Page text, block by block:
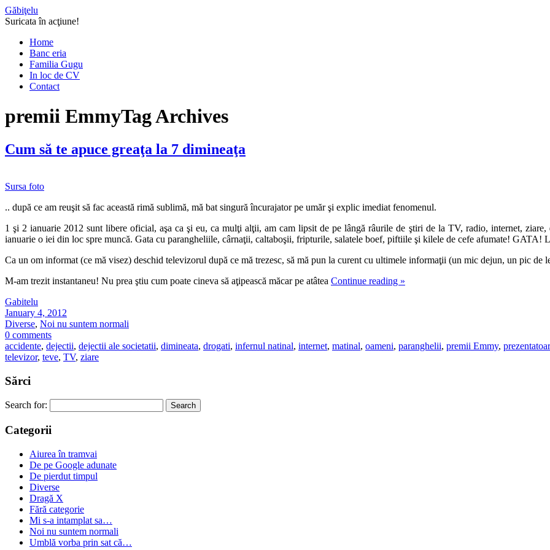
Găbiţelu
Suricata în acţiune!
Home
Banc eria
Familia Gugu
In loc de CV
Contact
premii EmmyTag Archives
Cum să te apuce greaţa la 7 dimineaţa
Sursa foto
.. după ce am reuşit să fac această rimă sublimă, mă bat singură încurajator pe umăr şi explic imediat fenomenul.
1 şi 2 ianuarie 2012 sunt libere oficial, aşa ca şi eu, ca mulţi alţii, am cam lipsit de pe lângă râurile de ştiri de la TV, radio, internet,
ianuarie o iei din loc spre muncă. Gata cu parangheliile, cârnaţii, caltaboşii, fripturile, salatele boef, piftiile şi kilele de cefe afumate! GATA!
Ca un om informat (ce mă visez) deschid televizorul după ce mă trezesc, să mă pun la curent cu ultimele informaţii (un mic dejun, un pic de
M-am trezit instantaneu! Nu prea ştiu cum poate cineva să aţipească măcar pe atâtea Continue reading »
Gabitelu
January 4, 2012
Diverse, Noi nu suntem normali
0 comments
accidente, dejectii, dejectii ale societatii, dimineata, drogati, infernul natinal, internet, matinal, oameni, paranghelii, premii Emmy,
televizor, teve, TV, ziare
Sărci
Search for:
Categorii
Aiurea în tramvai
De pe Google adunate
De pierdut timpul
Diverse
Dragă X
Fără categorie
Mi s-a intamplat sa…
Noi nu suntem normali
Umblă vorba prin sat că…